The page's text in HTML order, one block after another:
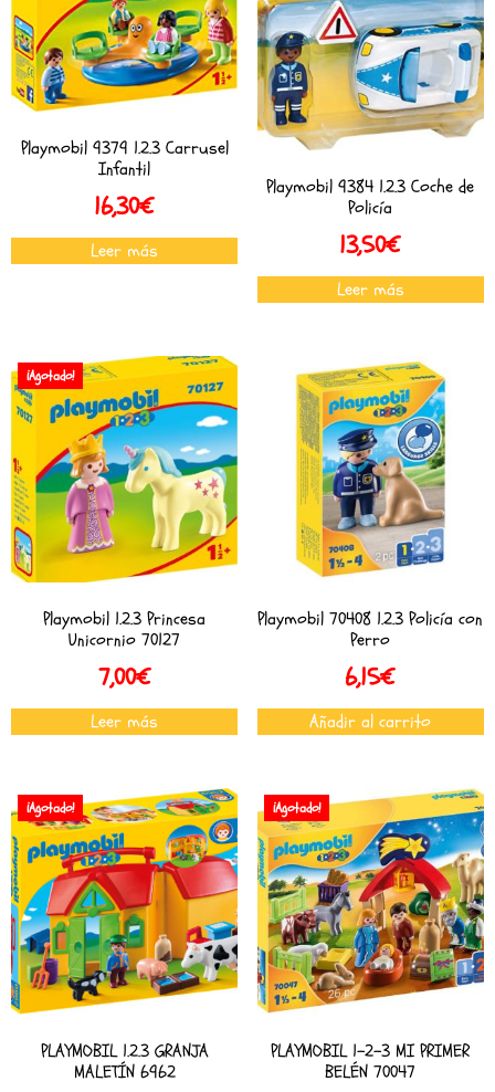
Playmobil 9379 1.2.3 Carrusel
Infantil
16,30€
Leer más
Playmobil 9384 1.2.3 Coche de
Policía
13,50€
Leer más
¡Agotado!
Playmobil 1.2.3 Princesa
Unicornio 70127
7,00€
Leer más
Playmobil 70408 1.2.3 Policía con
Perro
6,15€
Añadir al carrito
¡Agotado!
PLAYMOBIL 1.2.3 GRANJA
MALETÍN 6962
¡Agotado!
PLAYMOBIL 1-2-3 MI PRIMER
BELÉN 70047